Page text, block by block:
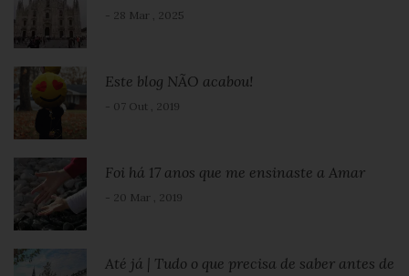
- 28 Mar , 2025
Este blog NÃO acabou!
- 07 Out , 2019
Foi há 17 anos que me ensinaste a Amar
- 20 Mar , 2019
Até já | Tudo o que precisa de saber antes de